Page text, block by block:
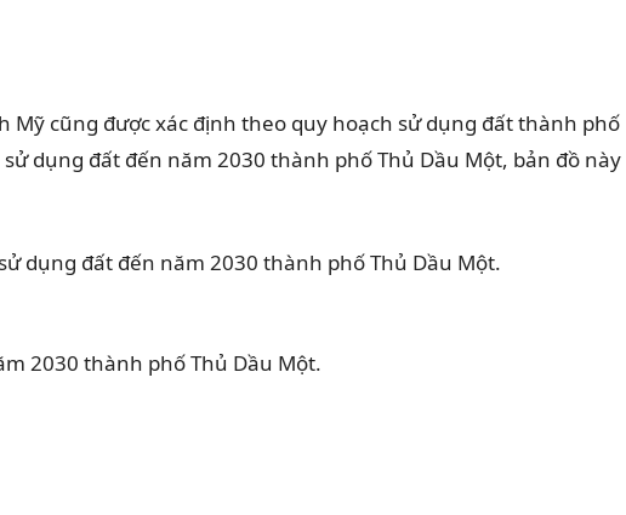
cũng được xác định theo quy hoạch sử dụng đất thành phố
dụng đất đến năm 2030 thành phố Thủ Dầu Một, bản đồ này
dụng đất đến năm 2030 thành phố Thủ Dầu Một.
2030 thành phố Thủ Dầu Một.